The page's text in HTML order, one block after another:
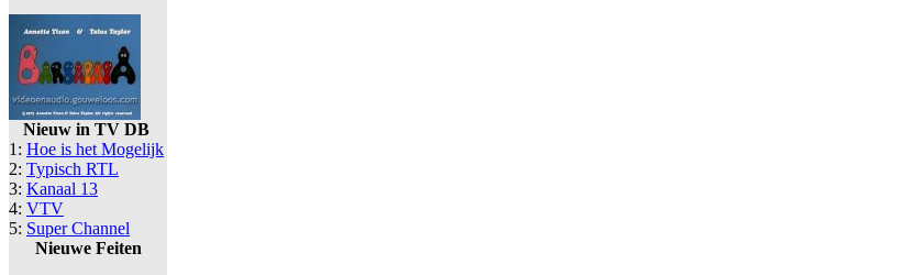
Nieuw in TV DB
1: Hoe is het Mogelijk
2: Typisch RTL
3: Kanaal 13
4: VTV
5: Super Channel
Nieuwe Feiten